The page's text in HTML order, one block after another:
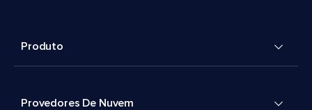
Produto
Provedores De Nuvem